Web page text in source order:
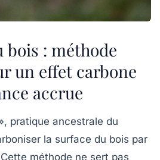
bois : méthode
un effet carbone
accrue
pratique ancestrale du
la surface du bois par
méthode ne sert pas